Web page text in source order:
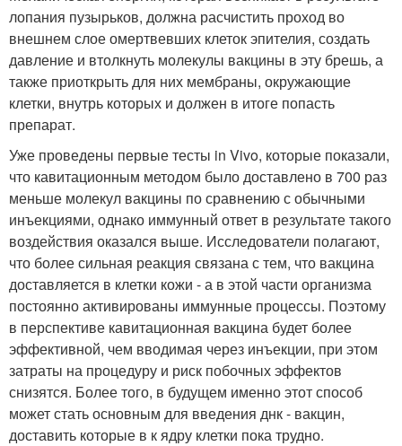
лопания пузырьков, должна расчистить проход во
внешнем слое омертвевших клеток эпителия, создать
давление и втолкнуть молекулы вакцины в эту брешь, а
также приоткрыть для них мембраны, окружающие
клетки, внутрь которых и должен в итоге попасть
препарат.
Уже проведены первые тесты in Vivo, которые показали,
что кавитационным методом было доставлено в 700 раз
меньше молекул вакцины по сравнению с обычными
инъекциями, однако иммунный ответ в результате такого
воздействия оказался выше. Исследователи полагают,
что более сильная реакция связана с тем, что вакцина
доставляется в клетки кожи - а в этой части организма
постоянно активированы иммунные процессы. Поэтому
в перспективе кавитационная вакцина будет более
эффективной, чем вводимая через инъекции, при этом
затраты на процедуру и риск побочных эффектов
снизятся. Более того, в будущем именно этот способ
может стать основным для введения днк - вакцин,
доставить которые в к ядру клетки пока трудно.